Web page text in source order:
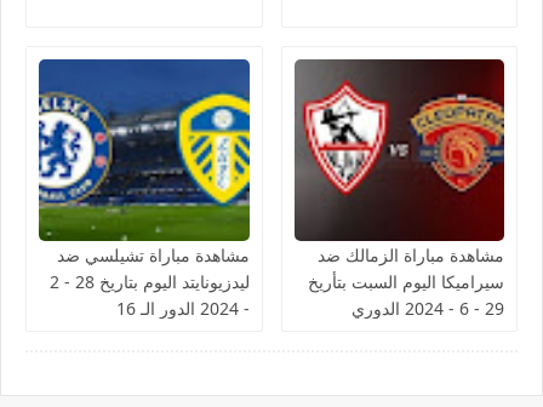
مشاهدة مباراة الزمالك ضد
سيراميكا اليوم السبت بتأريخ
29 - 6 - 2024 الدوري
مشاهدة مباراة تشيلسي ضد
ليدزيونايتد اليوم بتاريخ 28 - 2
- 2024 الدور الـ 16